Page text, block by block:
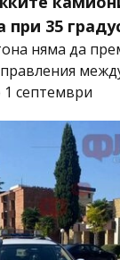
при 35
няма да
1 септември